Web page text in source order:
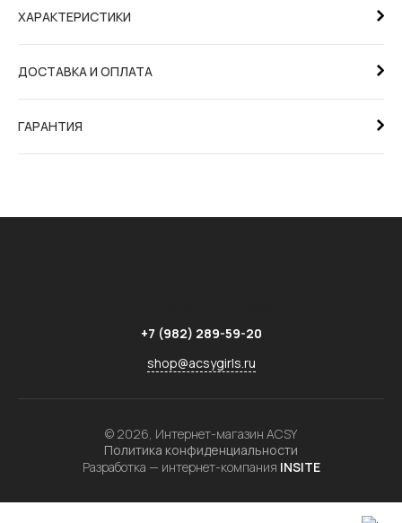
ХАРАКТЕРИСТИКИ
ДОСТАВКА И ОПЛАТА
ГАРАНТИЯ
+7 (982) 289-59-20
shop@acsygirls.ru
© 2026, Интернет-магазин ACSY
Политика конфиденциальности
Разработка — интернет-компания INSITE